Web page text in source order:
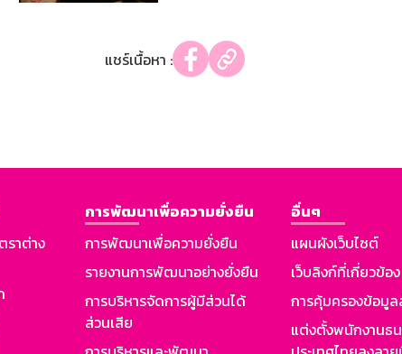
แชร์เนื้อหา :
ราต่าง
การพัฒนาเพื่อความยั่งยืน
การพัฒนาเพื่อความยั่งยืน
รายงานการพัฒนาอย่างยั่งยืน
การบริหารจัดการผู้มีส่วนได้
ส่วนเสีย
อื่นๆ
แผนผังเว็บไซต์
เว็บลิงก์ที่เกี่ยวข้อง
การคุ้มครองข้อมู
แต่งตั้งพนักงานธ